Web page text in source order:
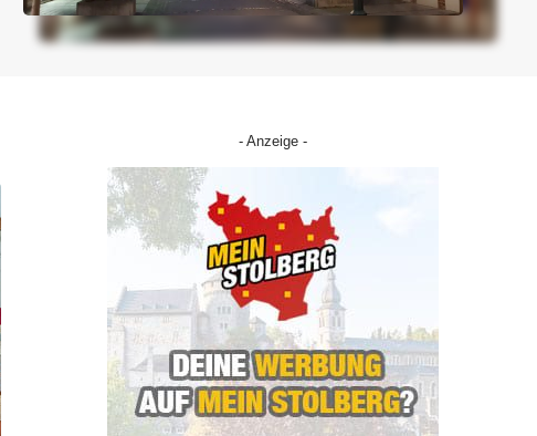
- Anzeige -